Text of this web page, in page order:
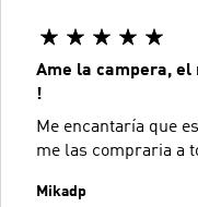
Ame la campera, el
!
Me encantaría que
me las compraria a
Mikadp